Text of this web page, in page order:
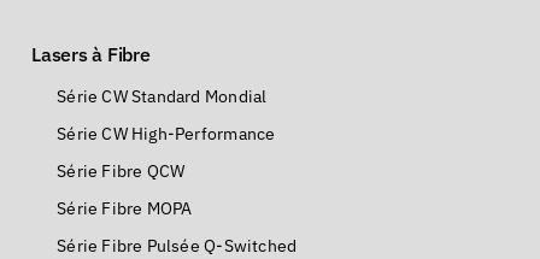
Lasers à Fibre
Série CW Standard Mondial
Série CW High-Performance
Série Fibre QCW
Série Fibre MOPA
Série Fibre Pulsée Q-Switched